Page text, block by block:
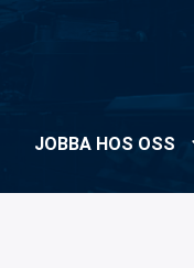
JOBBA HOS OSS